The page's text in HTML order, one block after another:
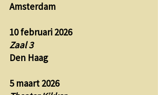
Amsterdam
10 februari 2026
Zaal 3
Den Haag
5 maart 2026